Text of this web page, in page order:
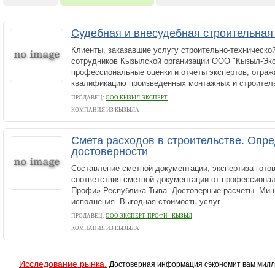
Судебная и внесудебная строительная
Клиенты, заказавшие услугу строительно-
сотрудников Кызылской организации ООО "Кызыл-
профессиональные оценки и отчеты экспертов,
квалификацию произведенных монтажных и
ПРОДАВЕЦ: ООО КЫЗЫЛ-ЭКСПЕРТ
КОМПАНИЯ ИЗ КЫЗЫЛА
Смета расходов в строительстве.
достоверности
Составление сметной документации, экспертиза
соответствия сметной документации от
Профи» Республика Тыва. Достоверные расчеты.
исполнения. Выгодная стоимость услуг.
ПРОДАВЕЦ: ООО ЭКСПЕРТ-ПРОФИ - КЫЗЫЛ
КОМПАНИЯ ИЗ КЫЗЫЛА
Исследование рынка.
Достоверная информация сэкономит вам